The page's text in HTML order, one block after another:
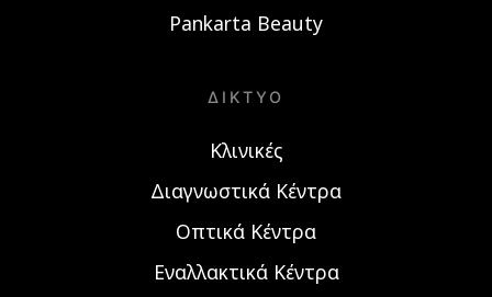
Pankarta Beauty
ΔΊΚΤΥΟ
Κλινικές
Διαγνωστικά Κέντρα
Οπτικά Κέντρα
Εναλλακτικά Κέντρα